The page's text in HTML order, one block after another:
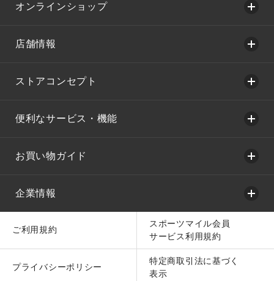
オンラインショップ
店舗情報
ストアコンセプト
便利なサービス・機能
お買い物ガイド
企業情報
ご利用規約
スポーツマイル会員
サービス利用規約
プライバシーポリシー
特定商取引法に基づく
表示